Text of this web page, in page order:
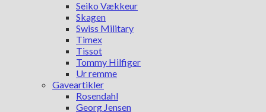
Seiko Vækkeur
Skagen
Swiss Military
Timex
Tissot
Tommy Hilfiger
Ur remme
Gaveartikler
Rosendahl
Georg Jensen